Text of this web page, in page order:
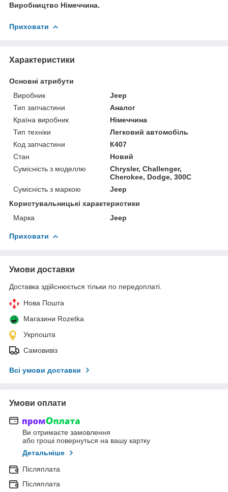
Виробництво Німеччина.
Приховати
Характеристики
Основні атрибути
Виробник
Jeep
Тип запчастини
Аналог
Країна виробник
Німеччина
Тип техніки
Легковий автомобіль
Код запчастини
К407
Стан
Новий
Сумісність з моделлю
Chrysler, Challenger,
Cherokee, Dodge, 300C
Сумісність з маркою
Jeep
Користувальницькі характеристики
Марка
Jeep
Приховати
Умови доставки
Доставка здійснюється тільки по передоплаті.
Нова Пошта
Магазини Rozetka
Укрпошта
Самовивіз
Всі умови доставки
Умови оплати
Ви отримаєте замовлення
або гроші повернуться на вашу картку
Детальніше
Післяплата
Післяплата